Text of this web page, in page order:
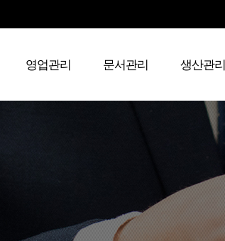
영업관리 문서관리 생산관리